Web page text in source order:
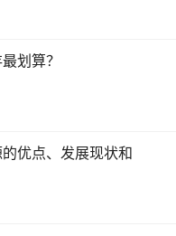
划算？
的优点、发展现状和